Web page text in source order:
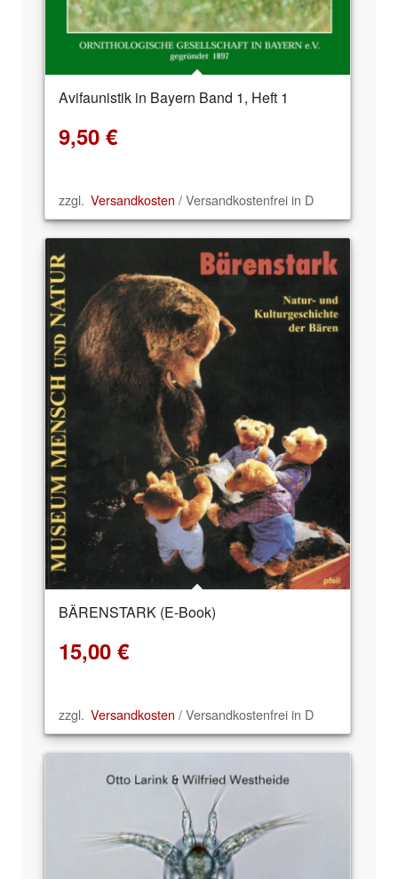
Avifaunistik in Bayern Band 1, Heft 1
9,50 €
zzgl. Versandkosten / Versandkostenfrei in D
BÄRENSTARK (E-Book)
15,00 €
zzgl. Versandkosten / Versandkostenfrei in D